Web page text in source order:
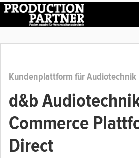
Kundenplattform für Audiotechnik
d&b
Commerce
Direct